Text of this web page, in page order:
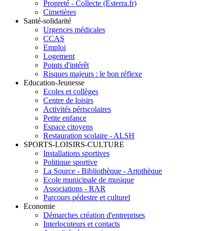
Propreté - Collecte (Esterra.fr)
Cimetières
Santé-solidarité
Urgences médicales
CCAS
Emploi
Logement
Points d'intérêt
Risques majeurs : le bon réflexe
Education-Jeunesse
Ecoles et collèges
Centre de loisirs
Activités périscolaires
Petite enfance
Espace citoyens
Restauration scolaire - ALSH
SPORTS-LOISIRS-CULTURE
Installations sportives
Politique sportive
La Source - Bibliothèque - Artothèque
Ecole municipale de musique
Associations - RAR
Parcours pédestre et culturel
Economie
Démarches création d'entreprises
Interlocuteurs et contacts